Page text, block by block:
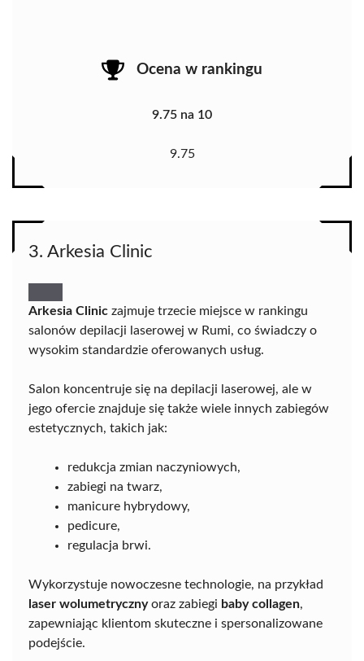
Ocena w rankingu
9.75 na 10
9.75
3. Arkesia Clinic
Arkesia Clinic zajmuje trzecie miejsce w rankingu
salonów depilacji laserowej w Rumi, co świadczy o
wysokim standardzie oferowanych usług.
Salon koncentruje się na depilacji laserowej, ale w
jego ofercie znajduje się także wiele innych zabiegów
estetycznych, takich jak:
redukcja zmian naczyniowych,
zabiegi na twarz,
manicure hybrydowy,
pedicure,
regulacja brwi.
Wykorzystuje nowoczesne technologie, na przykład
laser wolumetrycznyoraz zabiegi baby collagen,
zapewniając klientom skuteczne i spersonalizowane
podejście.